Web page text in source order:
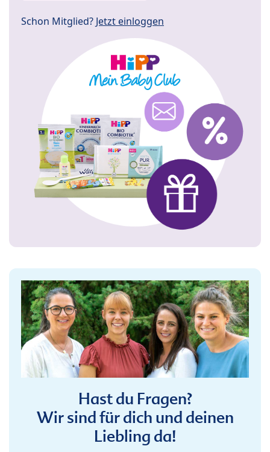
Schon Mitglied? Jetzt einloggen
Hast du Fragen?
Wir sind für dich und deinen
Liebling da!